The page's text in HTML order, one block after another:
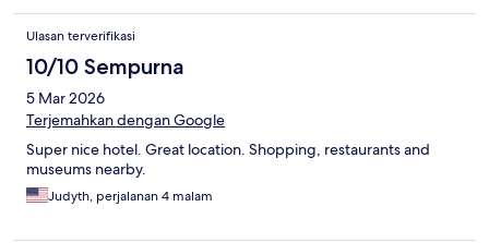
Ulasan terverifikasi
10/10 Sempurna
5 Mar 2026
Terjemahkan dengan Google
Super nice hotel. Great location. Shopping, restaurants and
museums nearby.
Judyth, perjalanan 4 malam